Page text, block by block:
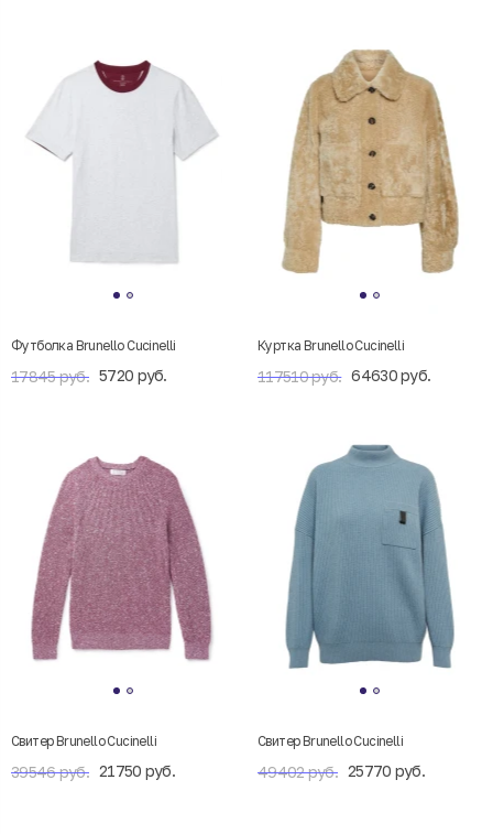
Футболка Brunello Cucinelli
17845 руб. 5720 руб.
Куртка Brunello Cucinelli
117510 руб. 64630 руб.
Свитер Brunello Cucinelli
39546 руб. 21750 руб.
Свитер Brunello Cucinelli
49402 руб. 25770 руб.